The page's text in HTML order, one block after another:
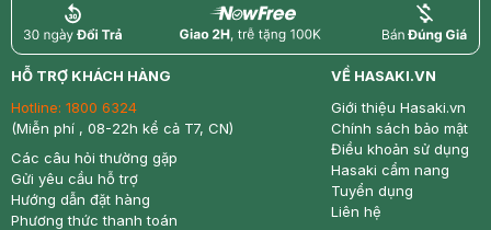
return nowfree price
HỖ TRỢ KHÁCH HÀNG
Hotline: 1800 6324
(Miễn phí , 08-22h kể cả T7, CN)
Các câu hỏi thường gặp
Gửi yêu cầu hỗ trợ
Hướng dẫn đặt hàng
Phương thức thanh toán
VỀ HASAKI.VN
Giới thiệu Hasaki.vn
Chính sách bảo mật
Điều khoản sử dụng
Hasaki cẩm nang
Tuyển dụng
Liên hệ